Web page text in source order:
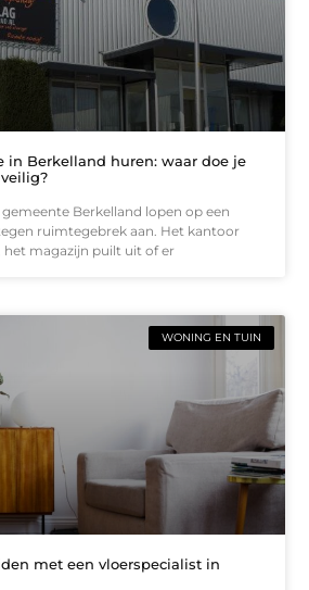
in Berkelland huren: waar doe je
Berkelland lopen op een
ruimtegebrek aan. Het kantoor
het magazijn puilt uit of er
WONING EN TUIN
met een vloerspecialist in